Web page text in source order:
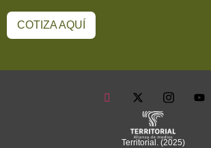
COTIZA AQUÍ
Territorial. (2025)